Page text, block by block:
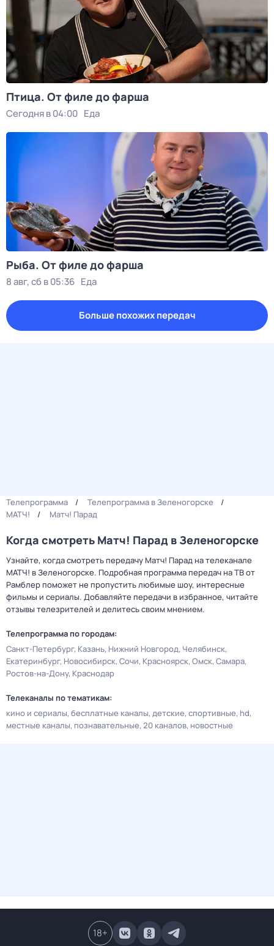
Птица. От филе до фарша
Сегодня в 04:00 Еда
Рыба. От филе до фарша
8 авг, сб в 05:36 Еда
Больше похожих передач
Телепрограмма
Телепрограмма в Зеленогорске
МАТЧ!
Матч! Парад
Когда смотреть Матч! Парад в Зеленогорске
Узнайте, когда смотреть передачу Матч! Парад на телеканале
МАТЧ! в Зеленогорске. Подробная программа передач на ТВ от
Рамблер поможет не пропустить любимые шоу, интересные
фильмы и сериалы. Добавляйте передачи в избранное, читайте
отзывы телезрителей и делитесь своим мнением.
Телепрограмма по городам:
Санкт-Петербург Казань Нижний Новгород Челябинск
Екатеринбург Новосибирск Сочи Красноярск Омск Самара
Ростов-на-Дону Краснодар
Телеканалы по тематикам:
кино и сериалы бесплатные каналы детские спортивные hd
местные каналы познавательные 20 каналов новостные
18+